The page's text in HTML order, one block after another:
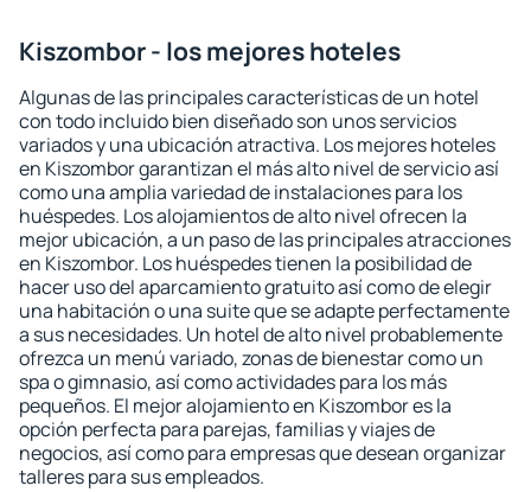
Kiszombor - los mejores hoteles
Algunas de las principales características de un hotel
con todo incluido bien diseñado son unos servicios
variados y una ubicación atractiva. Los mejores hoteles
en Kiszombor garantizan el más alto nivel de servicio así
como una amplia variedad de instalaciones para los
huéspedes. Los alojamientos de alto nivel ofrecen la
mejor ubicación, a un paso de las principales atracciones
en Kiszombor. Los huéspedes tienen la posibilidad de
hacer uso del aparcamiento gratuito así como de elegir
una habitación o una suite que se adapte perfectamente
a sus necesidades. Un hotel de alto nivel probablemente
ofrezca un menú variado, zonas de bienestar como un
spa o gimnasio, así como actividades para los más
pequeños. El mejor alojamiento en Kiszombor es la
opción perfecta para parejas, familias y viajes de
negocios, así como para empresas que desean organizar
talleres para sus empleados.